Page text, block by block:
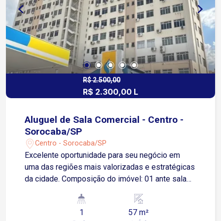
profissional. Entre em contato e agende uma
visita!
R$ 2.500,00
R$ 2.300,00 L
Aluguel de Sala Comercial - Centro -
Sorocaba/SP
Centro - Sorocaba/SP
Excelente oportunidade para seu negócio em
uma das regiões mais valorizadas e estratégicas
da cidade. Composição do imóvel: 01 ante sala
independentes, bem distribuídas 01 banheiro
privativo Ambiente funcional, ideal para
1 57 m²